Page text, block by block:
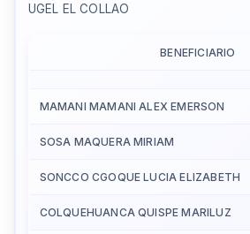
UGEL EL COLLAO
BENEFICIARIO
MAMANI MAMANI ALEX EMERSON
SOSA MAQUERA MIRIAM
SONCCO CGOQUE LUCIA ELIZABETH
COLQUEHUANCA QUISPE MARILUZ